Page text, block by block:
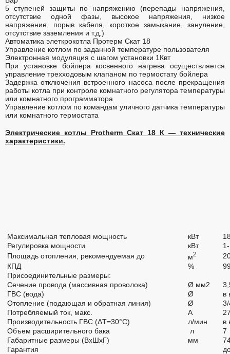
5 ступеней защиты по напряжению (перепады напряжения,
отсутствие одной фазы, высокое напряжения, низкое
напряжение, порыв кабеля, короткое замыкание, зануление,
отсутствие заземления и т.д.)
Автоматика элеткрокотла Протерм Скат 18
Управление котлом по заданной температуре пользователя
Электронная модуляция с шагом установки 1Квт
При установке бойлера косвенного нагрева осуществляется
управление трехходовым клапаном по термостату бойлера
Задержка отключения встроенного насоса после прекращения
работы котла при контроле комнатного регулятора температуры
или комнатного программатора
Управление котлом по командам уличного датчика температуры
или комнатного термостата
Электрические котлы Protherm Скат 18 К — технические
характеристики.
Максимальная тепловая мощность кВт
Регулировка мощности
кВт
Площадь отопления, рекомендуемая до
м2
КПД
%
Присоединительные размеры:
Сечение провода (массивная проволока)
Ø мм2
ГВС (вода)
Ø
в
Отопление (подающая и обратная линия)
Ø
3/
Потребляемый ток, макс.
А
Производительность ГВС (ΔТ=30°С)
л/мин
в
Объем расширительного бака
л
7
Габаритные размеры (ВхШхГ)
мм
Гарантия